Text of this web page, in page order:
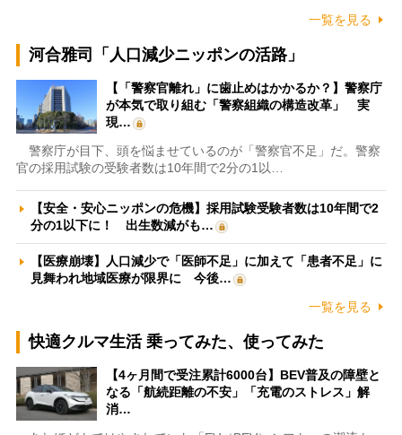
一覧を見る
河合雅司「人口減少ニッポンの活路」
【「警察官離れ」に歯止めはかかるか？】警察庁
が本気で取り組む「警察組織の構造改革」 実
現…
警察庁が目下、頭を悩ませているのが「警察官不足」だ。警察
官の採用試験の受験者数は10年間で2分の1以…
【安全・安心ニッポンの危機】採用試験受験者数は10年間で2
分の1以下に！ 出生数減がも…
【医療崩壊】人口減少で「医師不足」に加えて「患者不足」に
見舞われ地域医療が限界に 今後…
一覧を見る
快適クルマ生活 乗ってみた、使ってみた
【4ヶ月間で受注累計6000台】BEV普及の障壁と
なる「航続距離の不安」「充電のストレス」解
消…